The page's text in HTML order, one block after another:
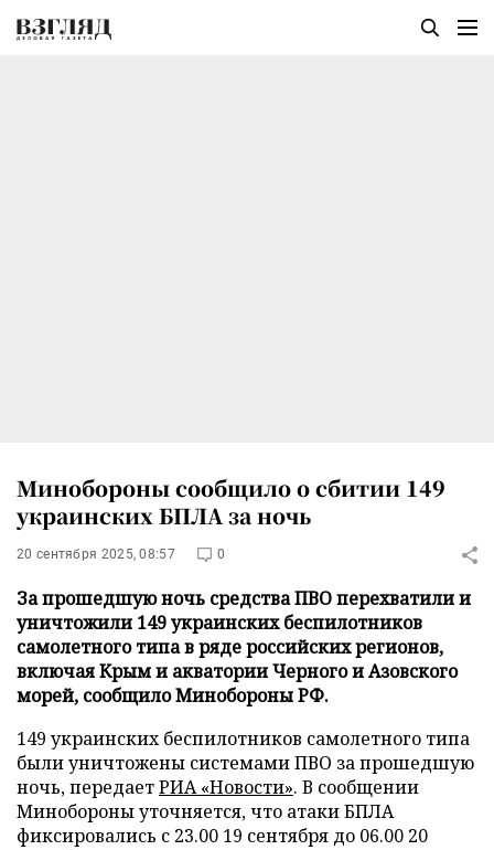
Минобороны сообщило о сбитии 149
украинских БПЛА за ночь
20 сентября 2025, 08:57 0
За прошедшую ночь средства ПВО перехватили и
уничтожили 149 украинских беспилотников
самолетного типа в ряде российских регионов,
включая Крым и акватории Черного и Азовского
морей, сообщило Минобороны РФ.
149 украинских беспилотников самолетного типа
были уничтожены системами ПВО за прошедшую
ночь, передаетРИА «Новости». В сообщении
Минобороны уточняется, что атаки БПЛА
фиксировались с 23.00 19 сентября до 06.00 20